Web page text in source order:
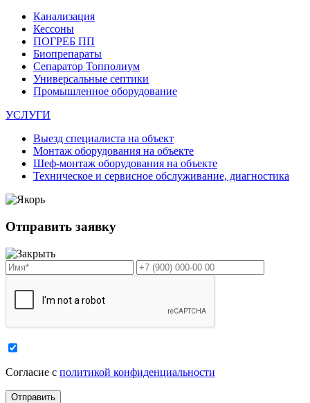
Канализация
Кессоны
ПОГРЕБ ПП
Биопрепараты
Сепаратор Топполиум
Универсальные септики
Промышленное оборудование
УСЛУГИ
Выезд специалиста на объект
Монтаж оборудования на объекте
Шеф-монтаж оборудования на объекте
Техническое и сервисное обслуживание, диагностика
Отправить заявку
Cогласие с политикой конфиденциальности